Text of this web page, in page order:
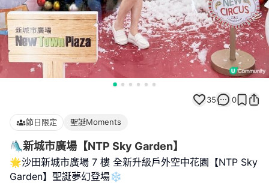
35 0
節日限定 聖誕Moments
🛝新城市廣場【NTP Sky Garden】
🌟沙田新城市廣場 7 樓 全新升級戶外空中花園【NTP Sky
Garden】聖誕夢幻登場❄️